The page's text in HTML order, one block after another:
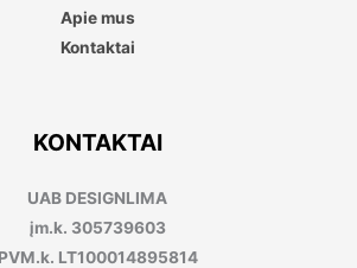
Apie mus
Kontaktai
KONTAKTAI
UAB DESIGNLIMA
įm.k. 305739603
PVM.k. LT100014895814